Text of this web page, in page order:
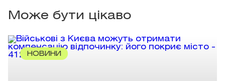
Може бути цікаво
НОВИНИ